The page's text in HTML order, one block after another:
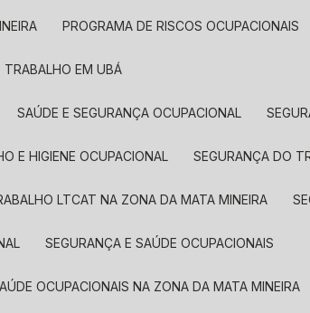
PROGRAMA DE RISCOS OCUPACIONAIS
TRABALHO EM UBÁ
SAÚDE E SEGURANÇA OCUPACIONAL
E HIGIENE OCUPACIONAL SEGURANÇA DO
LTCAT NA ZONA DA MATA MINEIRA
SEGURANÇA E SAÚDE OCUPACIONAIS
OCUPACIONAIS NA ZONA DA MATA MINEIRA